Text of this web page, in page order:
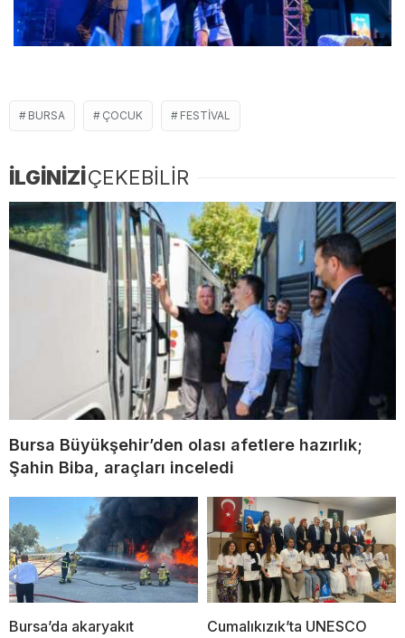
BURSA ÇOCUK FESTIVAL
İLGİNİZİÇEKEBİLİR
Bursa Büyükşehir’den olası afetlere hazırlık;
Şahin Biba, araçları inceledi
Bursa’da akaryakıt
Cumalıkızık’ta UNESCO